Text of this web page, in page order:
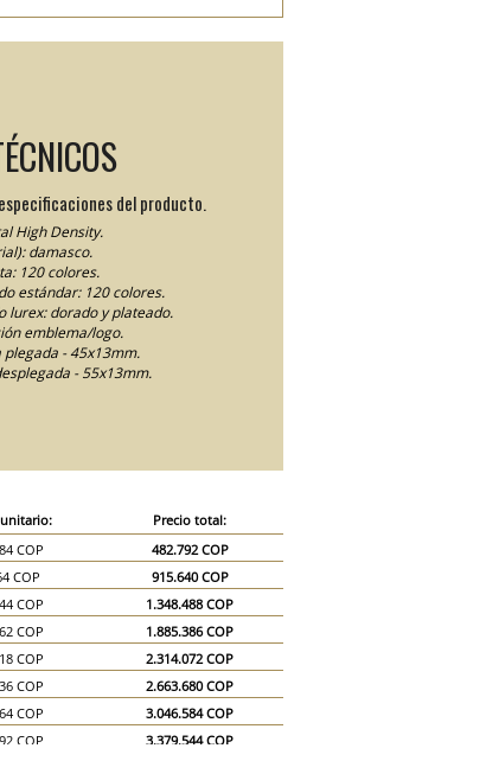
del producto.
High Density.
damasco.
120 colores.
estándar: 120 colores.
lurex: dorado y plateado.
emblema/logo.
- 45x13mm.
- 55x13mm.
Precio total:
COP
482.792 COP
COP
915.640 COP
COP
1.348.488 COP
COP
1.885.386 COP
COP
2.314.072 COP
COP
2.663.680 COP
COP
3.046.584 COP
COP
3.379.544 COP